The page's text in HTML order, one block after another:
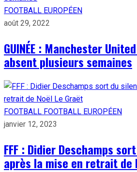
FOOTBALL EUROPÉEN
août 29, 2022
GUINÉE : Manchester
absent plusieurs semaines
FOOTBALL FOOTBALL EUROPÉEN
janvier 12, 2023
FFF : Didier Deschamps
après la mise en retrait de